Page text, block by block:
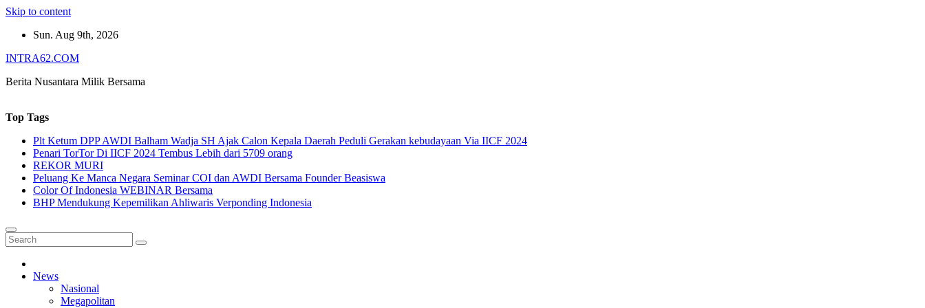
Skip to content
Sun. Aug 9th, 2026
INTRA62.COM
Berita Nusantara Milik Bersama
Top Tags
Plt Ketum DPP AWDI Balham Wadja SH Ajak Calon Kepala Daerah Peduli Gerakan kebudayaan Via IICF 2024
Penari TorTor Di IICF 2024 Tembus Lebih dari 5709 orang
REKOR MURI
Peluang Ke Manca Negara Seminar COI dan AWDI Bersama Founder Beasiswa
Color Of Indonesia WEBINAR Bersama
BHP Mendukung Kepemilikan Ahliwaris Verponding Indonesia
News
Nasional
Megapolitan